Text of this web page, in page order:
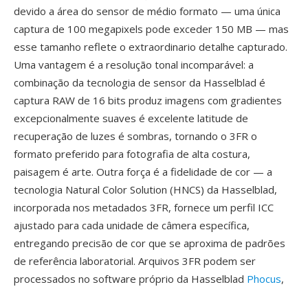
devido a área do sensor de médio formato — uma única
captura de 100 megapixels pode exceder 150 MB — mas
esse tamanho reflete o extraordinario detalhe capturado.
Uma vantagem é a resolução tonal incomparável: a
combinação da tecnologia de sensor da Hasselblad é
captura RAW de 16 bits produz imagens com gradientes
excepcionalmente suaves é excelente latitude de
recuperação de luzes é sombras, tornando o 3FR o
formato preferido para fotografia de alta costura,
paisagem é arte. Outra força é a fidelidade de cor — a
tecnologia Natural Color Solution (HNCS) da Hasselblad,
incorporada nos metadados 3FR, fornece um perfil ICC
ajustado para cada unidade de câmera específica,
entregando precisão de cor que se aproxima de padrões
de referência laboratorial. Arquivos 3FR podem ser
processados no software próprio da Hasselblad Phocus,